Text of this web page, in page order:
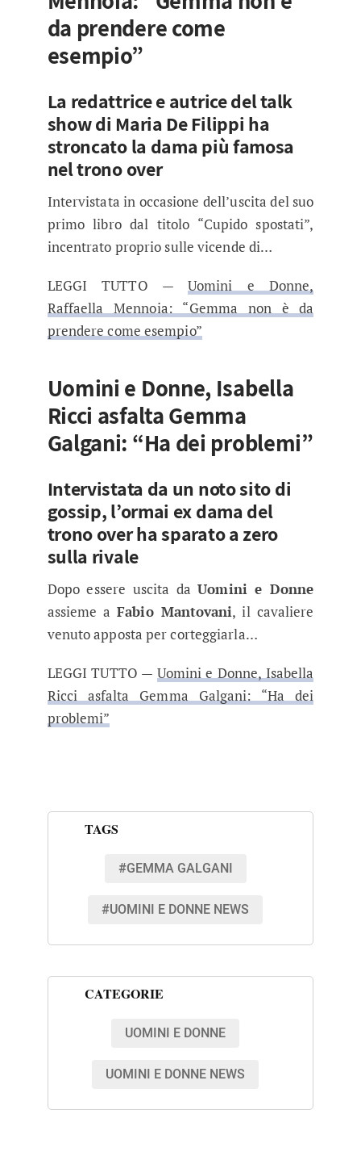
da prendere come
esempio”
La redattrice e autrice del talk
show di Maria De Filippi ha
stroncato la dama più famosa
nel trono over
Intervistata in occasione dell’uscita del suo
primo libro dal titolo “Cupido spostati”,
incentrato proprio sulle vicende di…
LEGGI TUTTO — Uomini e Donne,
Raffaella Mennoia: “Gemma non è da
prendere come esempio”
Uomini e Donne, Isabella
Ricci asfalta Gemma
Galgani: “Ha dei problemi”
Intervistata da un noto sito di
gossip, l’ormai ex dama del
trono over ha sparato a zero
sulla rivale
Dopo essere uscita daUomini e Donne
assieme aFabio Mantovani, il cavaliere
venuto apposta per corteggiarla…
LEGGI TUTTO — Uomini e Donne, Isabella
Ricci asfalta Gemma Galgani: “Ha dei
problemi”
TAGS
#GEMMA GALGANI
#UOMINI E DONNE NEWS
CATEGORIE
UOMINI E DONNE
UOMINI E DONNE NEWS